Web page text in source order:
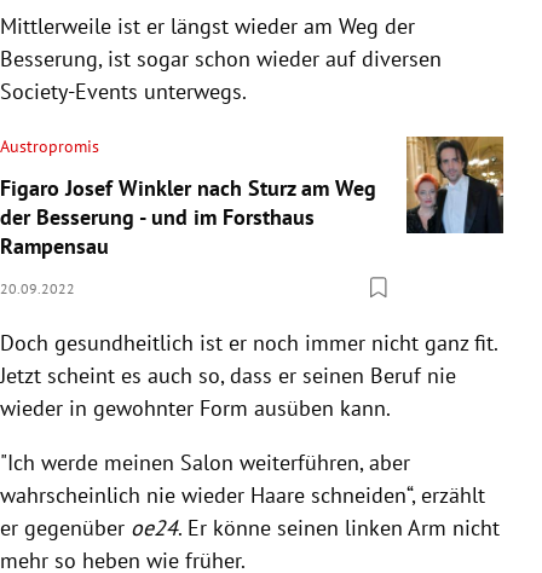
Mittlerweile ist er längst wieder am Weg der
Besserung, ist sogar schon wieder auf diversen
Society-Events unterwegs.
Austropromis
Figaro Josef Winkler nach Sturz am Weg
der Besserung - und im Forsthaus
Rampensau
20.09.2022
Doch gesundheitlich ist er noch immer nicht ganz fit.
Jetzt scheint es auch so, dass er seinen Beruf nie
wieder in gewohnter Form ausüben kann.
"Ich werde meinen Salon weiterführen, aber
wahrscheinlich nie wieder Haare schneiden“, erzählt
er gegenüber oe24. Er könne seinen linken Arm nicht
mehr so heben wie früher.